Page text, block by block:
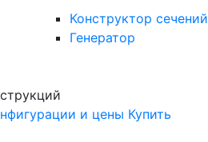
Конструктор сечений
Генератор
и цены Купить